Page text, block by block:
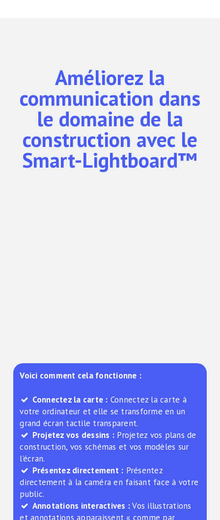
Améliorez la
communication dans
le domaine de la
construction avec le
Smart-Lightboard™
Voici comment cela fonctionne :
Connectez la carte : Connectez la carte à
votre ordinateur et elle se transforme en un
grand écran tactile transparent.
Projetez vos dessins : Projetez vos plans de
construction, vos schémas et vos modèles sur
l’écran.
Présentez directement : Présentez
directement à la caméra en faisant face à votre
public.
Annotations interactives :Vos illustrations
et annotations apparaissent « comme par